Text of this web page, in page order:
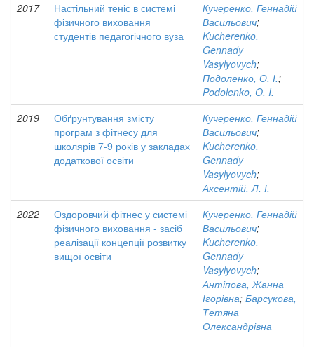
2017
Настільний теніс в системі
фізичного виховання
студентів педагогічного вуза
Кучеренко, Геннадій
Васильович;
Kucherenko,
Gennady
Vasylyovych;
Подоленко, О. І.;
Podolenko, O. I.
2019
Обґрунтування змісту
програм з фітнесу для
школярів 7-9 років у закладах
додаткової освіти
Кучеренко, Геннадій
Васильович;
Kucherenko,
Gennady
Vasylyovych;
Аксентій, Л. І.
2022
Оздоровчий фітнес у системі
фізичного виховання - засіб
реалізації концепції розвитку
вищої освіти
Кучеренко, Геннадій
Васильович;
Kucherenko,
Gennady
Vasylyovych;
Антіпова, Жанна
Ігорівна; Барсукова,
Тетяна
Олександрівна